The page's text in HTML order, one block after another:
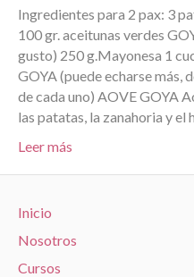
Ingredientes para 2 pax: 3
100 gr. aceitunas verdes
gusto) 250 g.Mayonesa 1
GOYA (puede echarse más,
de cada uno) AOVE GOYA
las patatas, la zanahoria y el
Leer más
Inicio
Nosotros
Cursos